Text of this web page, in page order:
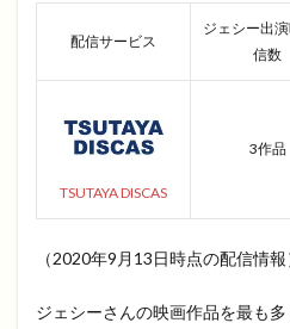
配信サービス
ジェシー出
信数
TSUTAYA DISCAS
3作品
（2020年9月13日時点の配信情報
ジェシーさんの映画作品を最も